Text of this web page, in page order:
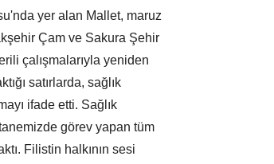
yer alan Mallet, maruz
Çam ve Sakura Şehir
çalışmalarıyla yeniden
satırlarda, sağlık
ifade etti. Sağlık
görev yapan tüm
Filistin halkının sesi